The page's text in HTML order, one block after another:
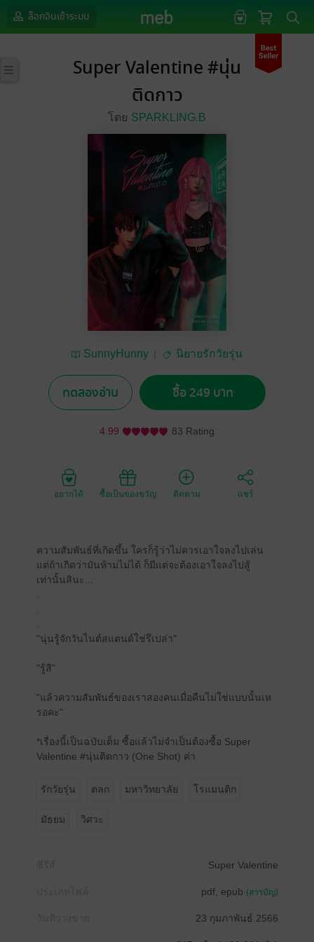
ล็อกอินเข้าระบบ
Super Valentine #นุ่น
ติดกาว
โดย SPARKLING.B
SunnyHunny นิยายรักวัยรุ่น
ทดลองอ่าน ซื้อ 249 บาท
4.99 83 Rating
อยากได้ ซื้อเป็นของขวัญ ติดตาม แชร์
ความสัมพันธ์ที่เกิดขึ้น ใครก็รู้ว่าไม่ควรเอาใจลงไปเล่น
แต่ถ้าเกิดว่ามันห้ามไม่ได้ ก็มีแต่จะต้องเอาใจลงไปสู้
เท่านั้นสินะ...
"นุ่นรู้จักวันไนต์สแตนด์ใช่รึเปล่า"
"รู้สิ"
"แล้วความสัมพันธ์ของเราสองคนเมื่อคืนไม่ใช่แบบนั้นเห
รอคะ"
*เรื่องนี้เป็นฉบับเต็ม ซื้อแล้วไม่จำเป็นต้องซื้อ Super
Valentine #นุ่นติดกาว (One Shot) ค่า
รักวัยรุ่น ตลก มหาวิทยาลัย โรแมนติก
มัธยม วิศวะ
Super Valentine
pdf, epub (สารบัญ)
23 กุมภาพันธ์ 2566